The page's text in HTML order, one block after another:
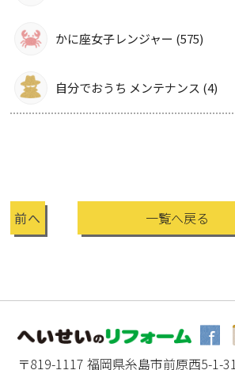
かに座女子レンジャー (575)
自分でおうち メンテナンス (4)
前へ 一覧へ戻る
〒819-1117 福岡県糸島市前原西5-1-31